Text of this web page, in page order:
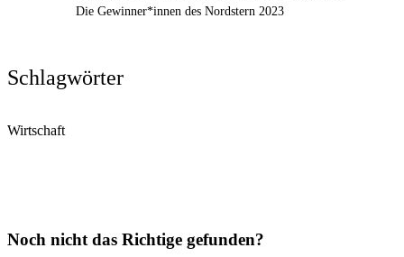
Die Gewinner*innen des Nordstern 2023
Schlagwörter
Wirtschaft
Noch nicht das Richtige gefunden?